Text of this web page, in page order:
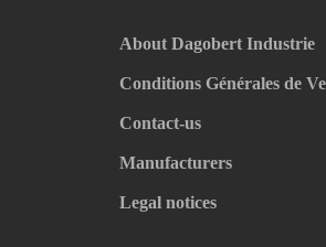
About Dagobert Industrie
Conditions Générales de
Contact-us
Manufacturers
Legal notices